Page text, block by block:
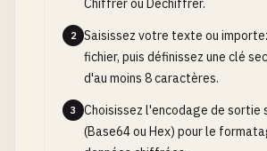
Chiffrer ou Déchiffrer.
2
Saisissez votre texte ou
fichier, puis définissez une clé
d'au moins 8 caractères.
3
Choisissez l'encodage de sortie
(Base64 ou Hex) pour le